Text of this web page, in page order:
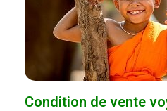
Condition de vente